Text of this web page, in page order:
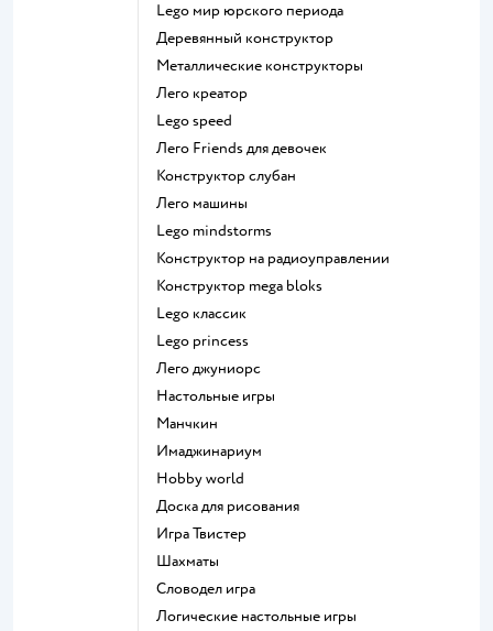
Lego мир юрского периода
Деревянный конструктор
Металлические конструкторы
Лего креатор
Lego speed
Лего Friends для девочек
Конструктор слубан
Лего машины
Lego mindstorms
Конструктор на радиоуправлении
Конструктор mega bloks
Lego классик
Lego princess
Лего джуниорс
Настольные игры
Манчкин
Имаджинариум
Hobby world
Доска для рисования
Игра Твистер
Шахматы
Словодел игра
Логические настольные игры